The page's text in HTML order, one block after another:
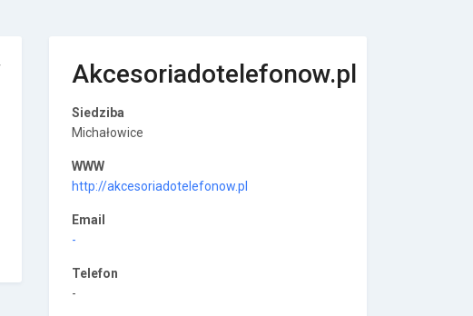
Akcesoriadotelefonow.pl
Siedziba
Michałowice
WWW
http://akcesoriadotelefonow.pl
Email
-
Telefon
-